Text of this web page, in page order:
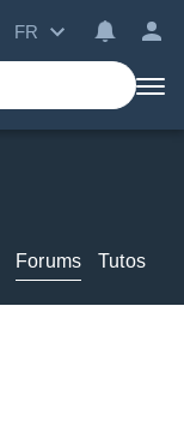
FR
Forums Tutos